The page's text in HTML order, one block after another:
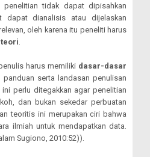
tidak dapat dipisahkan
dapat dianalisis atau dijelaskan
oleh karena itu peneliti harus
.
harus memiliki dasar-dasar
panduan serta landasan penulisan
perlu ditegakkan agar penelitian
dan bukan sekedar perbuatan
teoritis ini merupakan ciri bahwa
ilmiah untuk mendapatkan data.
Sugiono, 2010:52)).